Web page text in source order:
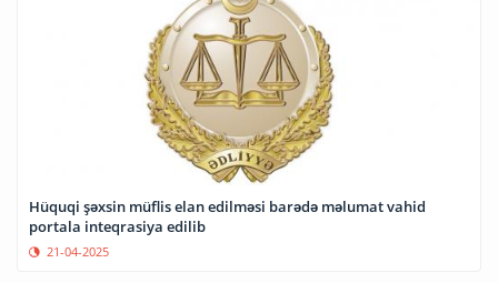
Hüquqi şəxsin müflis elan edilməsi barədə məlumat vahid
portala inteqrasiya edilib
21-04-2025